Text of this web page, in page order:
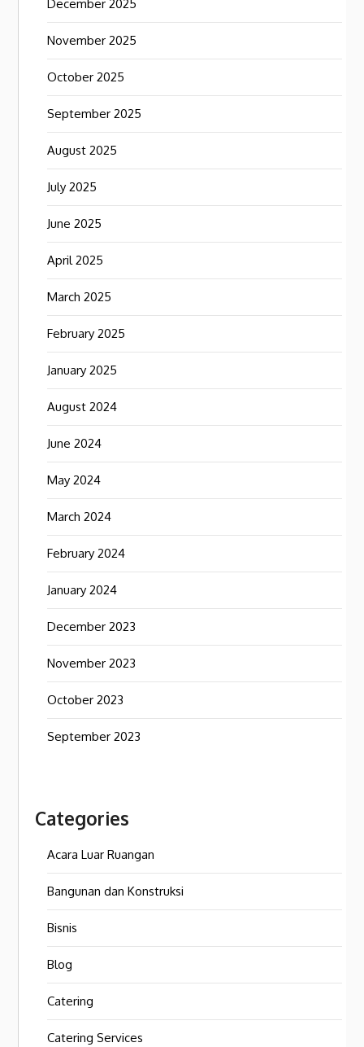
December 2025
November 2025
October 2025
September 2025
August 2025
July 2025
June 2025
April 2025
March 2025
February 2025
January 2025
August 2024
June 2024
May 2024
March 2024
February 2024
January 2024
December 2023
November 2023
October 2023
September 2023
Categories
Acara Luar Ruangan
Bangunan dan Konstruksi
Bisnis
Blog
Catering
Catering Services